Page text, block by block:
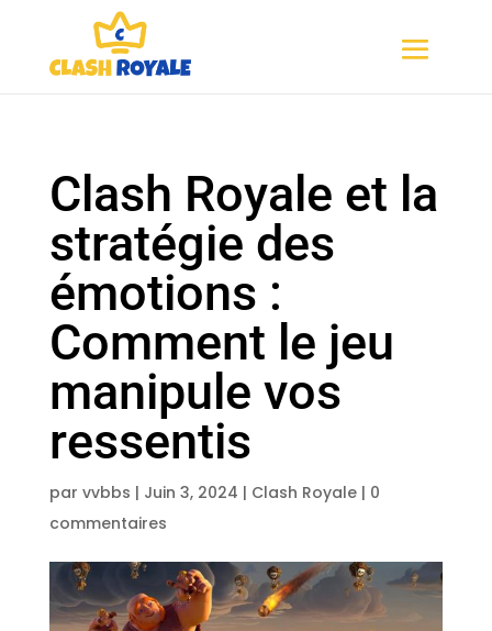
Clash Royale et la
stratégie des
émotions :
Comment le jeu
manipule vos
ressentis
par vvbbs | Juin 3, 2024 | Clash Royale| 0
commentaires